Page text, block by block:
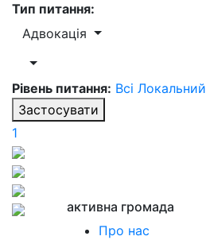
Тип питання:
Адвокація
Рівень питання: Всі Локальний
Застосувати
1
активна громада
Про нас